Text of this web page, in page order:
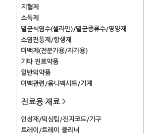
지혈제
소독제
멸균식염수(셀라인)/멸균증류수/영양제
소염진통제/항생제
미백제(전문가용/자가용)
기타 진료약품
일반의약품
미백관련/옴니백시트/기계
진료용 재료 >
인상재/믹싱팁/진지코드/기구
트레이/트레이 클리너